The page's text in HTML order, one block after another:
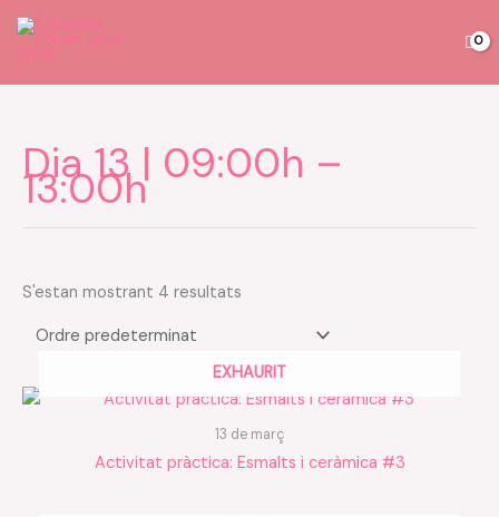
Vés
contingut
Dia 13 | 09:00h –
13:00h
S'estan mostrant 4 resultats
EXHAURIT
13 de març
Activitat pràctica: Esmalts i ceràmica #3